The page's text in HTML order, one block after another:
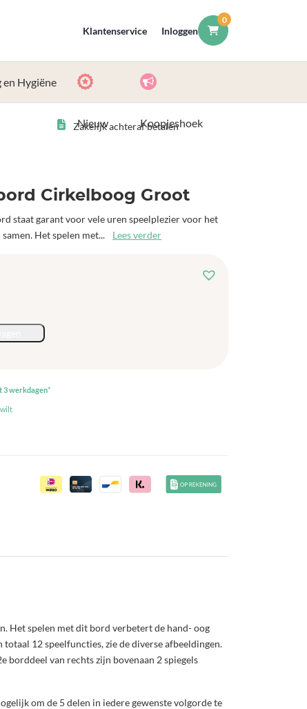
Klantenservice Inloggen
0
en Hygiëne
Nieuw Koopjeshoek
Zakelijk achteraf betalen
Cirkelboog Groot
staat garant voor vele uren speelplezier voor het
Het spelen met...
Lees verder
3 werkdagen*
wilt
Het spelen met dit bord verbetert de hand- oog
12 speelfuncties, zie de diverse afbeeldingen.
borddeel van rechts zijn bovenaan 2 spiegels
om de 5 delen in iedere gewenste volgorde te